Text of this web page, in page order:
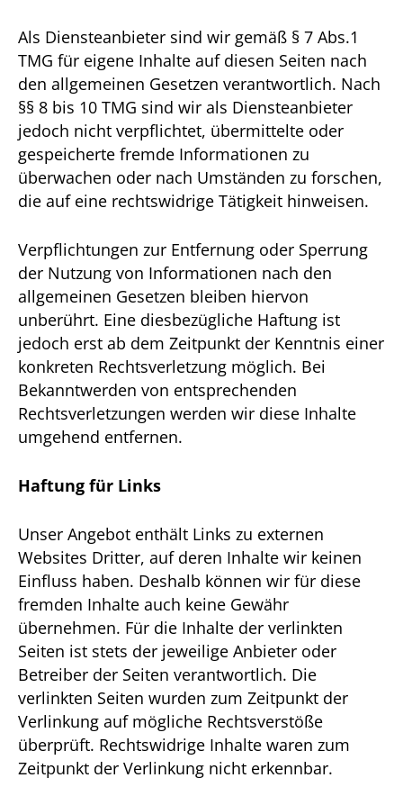
Als Diensteanbieter sind wir gemäß § 7 Abs.1
TMG für eigene Inhalte auf diesen Seiten nach
den allgemeinen Gesetzen verantwortlich. Nach
§§ 8 bis 10 TMG sind wir als Diensteanbieter
jedoch nicht verpflichtet, übermittelte oder
gespeicherte fremde Informationen zu
überwachen oder nach Umständen zu forschen,
die auf eine rechtswidrige Tätigkeit hinweisen.
Verpflichtungen zur Entfernung oder Sperrung
der Nutzung von Informationen nach den
allgemeinen Gesetzen bleiben hiervon
unberührt. Eine diesbezügliche Haftung ist
jedoch erst ab dem Zeitpunkt der Kenntnis einer
konkreten Rechtsverletzung möglich. Bei
Bekanntwerden von entsprechenden
Rechtsverletzungen werden wir diese Inhalte
umgehend entfernen.
Haftung für Links
Unser Angebot enthält Links zu externen
Websites Dritter, auf deren Inhalte wir keinen
Einfluss haben. Deshalb können wir für diese
fremden Inhalte auch keine Gewähr
übernehmen. Für die Inhalte der verlinkten
Seiten ist stets der jeweilige Anbieter oder
Betreiber der Seiten verantwortlich. Die
verlinkten Seiten wurden zum Zeitpunkt der
Verlinkung auf mögliche Rechtsverstöße
überprüft. Rechtswidrige Inhalte waren zum
Zeitpunkt der Verlinkung nicht erkennbar.